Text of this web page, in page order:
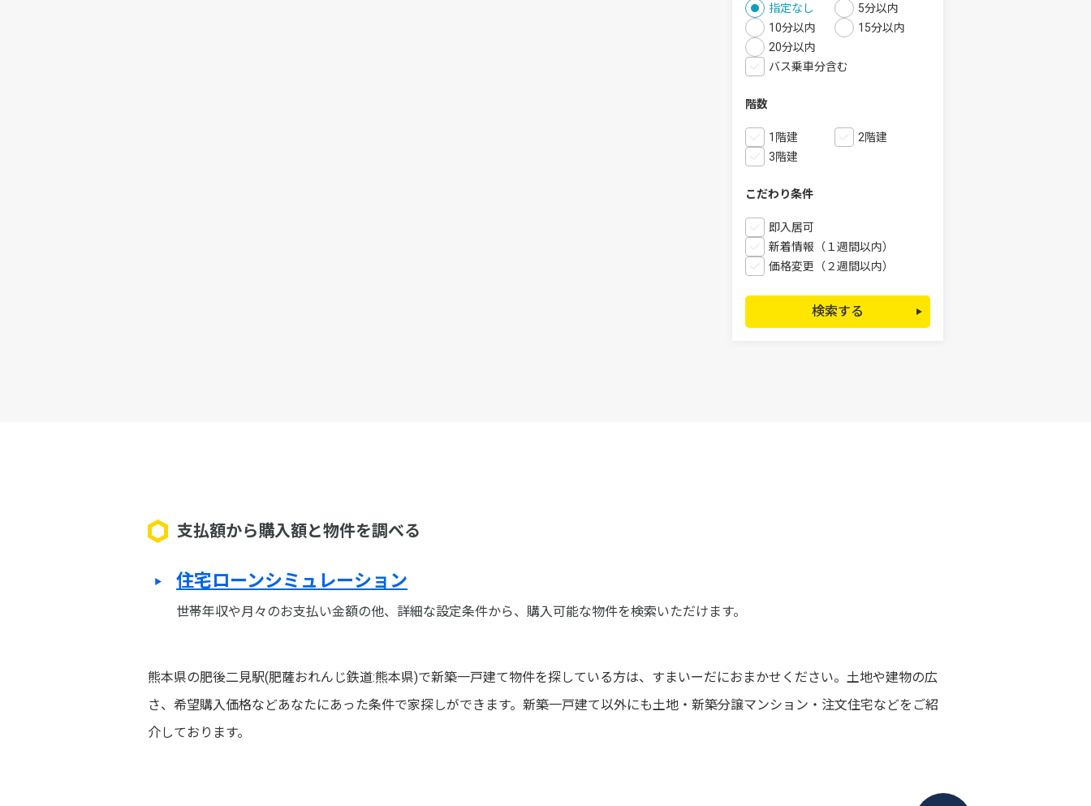
指定なし
5分以内
10分以内
15分以内
20分以内
バス乗車分含む
階数
1階建
2階建
3階建
こだわり条件
即入居可
新着情報（１週間以内）
価格変更（２週間以内）
検索する
支払額から購入額と物件を調べる
住宅ローンシミュレーション
世帯年収や月々のお支払い金額の他、詳細な設定条件から、購入可能な物件を検索いただけます。
熊本県の肥後二見駅(肥薩おれんじ鉄道:熊本県)で新築一戸建て物件を探している方は、すまいーだにおまかせください。土地や建物の広
さ、希望購入価格などあなたにあった条件で家探しができます。新築一戸建て以外にも土地・新築分譲マンション・注文住宅などをご紹
介しております。